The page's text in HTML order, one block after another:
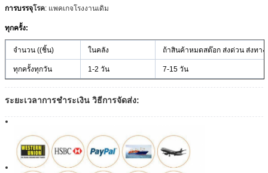
การบรรจุโรค: แพคเกจโรงงานเดิม
ทุกครั้ง:
จํานวน ((ชิ้น) ในคลัง ถ้าสินค้าหมดสต๊อก ส่งด่วน ส่งทาง
ทุกครั้งทุกวัน 1-2 วัน 7-15 วัน
ระยะเวลาการชําระเงิน วิธีการจัดส่ง: